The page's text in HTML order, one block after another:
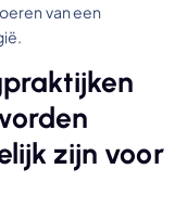
van een
zijn voor